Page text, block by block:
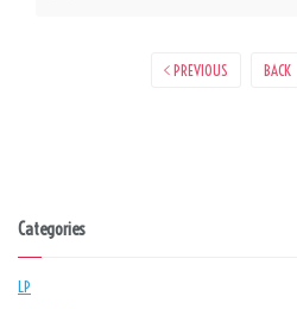
PREVIOUS BACK
Categories
LP